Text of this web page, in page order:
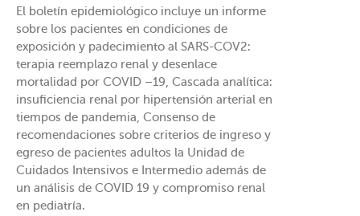
El boletín epidemiológico incluye un informe
sobre los pacientes en condiciones de
exposición y padecimiento al SARS-COV2:
terapia reemplazo renal y desenlace
mortalidad por COVID –19, Cascada analítica:
insuficiencia renal por hipertensión arterial en
tiempos de pandemia, Consenso de
recomendaciones sobre criterios de ingreso y
egreso de pacientes adultos la Unidad de
Cuidados Intensivos e Intermedio además de
un análisis de COVID 19 y compromiso renal
en pediatría.